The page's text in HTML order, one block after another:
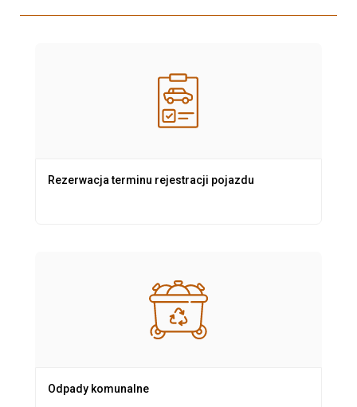
Rezerwacja terminu rejestracji pojazdu
Odpady komunalne